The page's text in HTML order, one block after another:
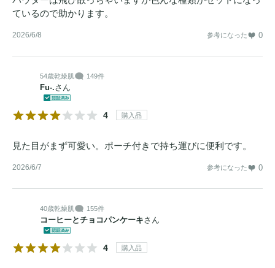
ているので助かります。
2026/6/8 参考になった 0
54歳乾燥肌 149件
Fu-.さん
4 購入品
見た目がまず可愛い。ポーチ付きで持ち運びに便利です。
2026/6/7 参考になった 0
40歳乾燥肌 155件
コーヒーとチョコパンケーキさん
4 購入品